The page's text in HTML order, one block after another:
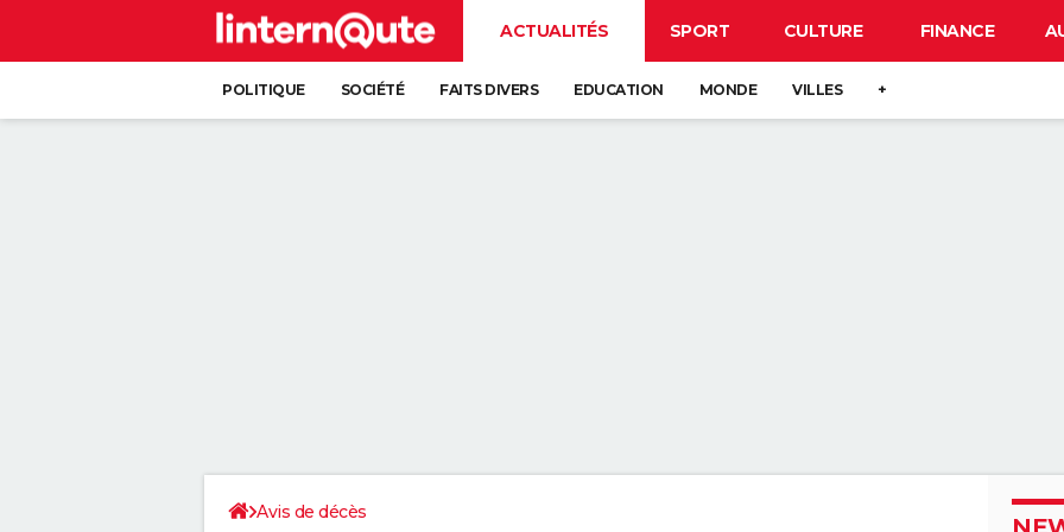
ACTUALITÉS SPORT CULTURE FINANCE
POLITIQUE SOCIÉTÉ FAITS DIVERS EDUCATION MONDE VILLES +
Avis de décès